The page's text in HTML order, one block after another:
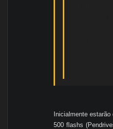
Inicialmente
500 flashs